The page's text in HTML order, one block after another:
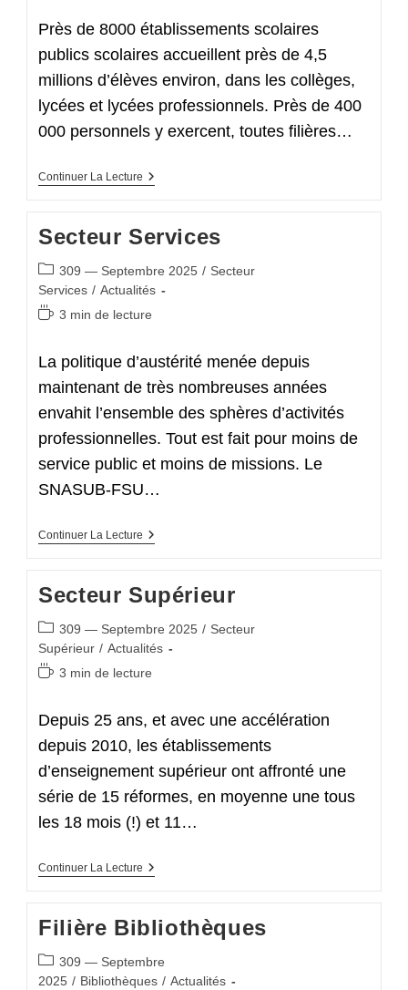
lecture :
Près de 8000 établissements scolaires
publics scolaires accueillent près de 4,5
millions d’élèves environ, dans les collèges,
lycées et lycées professionnels. Près de 400
000 personnels y exercent, toutes filières…
Continuer La Lecture Secteur
Secteur Services
Post
category:
309 — Septembre 2025 / Secteur
Services / Actualités
Temps3 min de lecture
La politique d’austérité menée depuis
maintenant de très nombreuses années
envahit l’ensemble des sphères d’activités
professionnelles. Tout est fait pour moins de
service public et moins de missions. Le
SNASUB-FSU…
Continuer La Lecture Secteur
Secteur Supérieur
Post
category:
309 — Septembre 2025 / Secteur
Supérieur / Actualités
Temps3 min de lecture
Depuis 25 ans, et avec une accélération
depuis 2010, les établissements
d’enseignement supérieur ont affronté une
série de 15 réformes, en moyenne une tous
les 18 mois (!) et 11…
Continuer La Lecture Secteur
Filière Bibliothèques
Post
category:
309 — Septembre
2025 / Bibliothèques / Actualités